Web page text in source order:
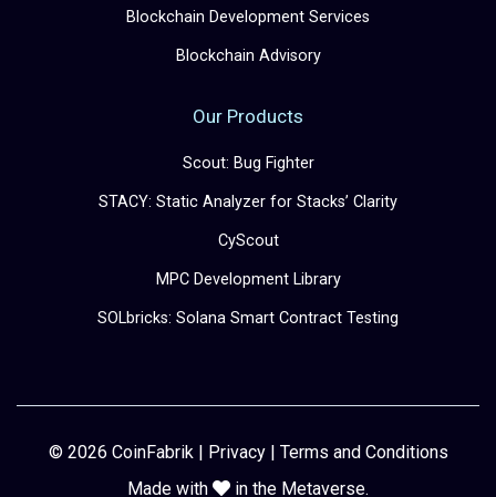
Blockchain Development Services
Blockchain Advisory
Our Products
Scout: Bug Fighter
STACY: Static Analyzer for Stacks’ Clarity
CyScout
MPC Development Library
SOLbricks: Solana Smart Contract Testing
© 2026 CoinFabrik | Privacy| Terms and Conditions
Made with
in the Metaverse.